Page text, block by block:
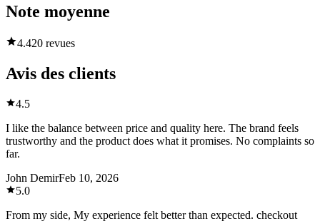
Note moyenne
4.420 revues
Avis des clients
4.5
I like the balance between price and quality here. The brand feels
trustworthy and the product does what it promises. No complaints so
far.
John DemirFeb 10, 2026
5.0
From my side, My experience felt better than expected. checkout